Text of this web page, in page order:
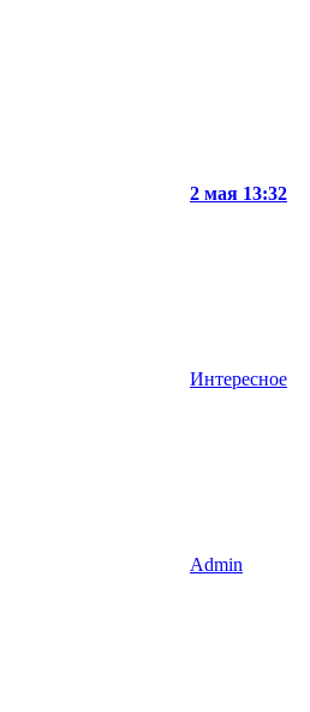
2 мая 13:32
Интересное
Admin